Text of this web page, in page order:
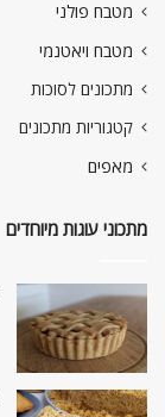
מטבח פולני
מטבח ויאטנמי
מתכונים לסוכות
קטגוריות מתכונים
מאפים
מתכוני עוגות מיוחדים